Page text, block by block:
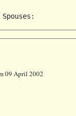
09 April 2002